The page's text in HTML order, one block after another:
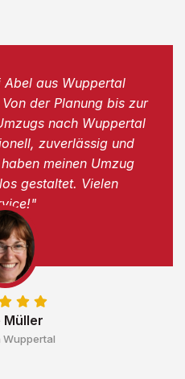
Müller
Wuppertal
aus Wuppertal
der Planung bis zur
nach Wuppertal
zuverlässig und
meinen Umzug
gestaltet. Vielen